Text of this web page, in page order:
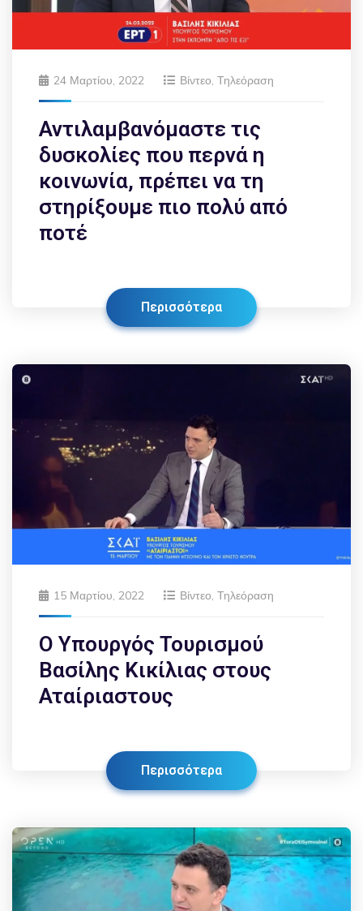
24 Μαρτίου, 2022 Βίντεο, Τηλεόραση
Αντιλαμβανόμαστε τις
δυσκολίες που περνά η
κοινωνία, πρέπει να τη
στηρίξουμε πιο πολύ από
ποτέ
Περισσότερα
15 Μαρτίου, 2022 Βίντεο, Τηλεόραση
Ο Υπουργός Τουρισμού
Βασίλης Κικίλιας στους
Αταίριαστους
Περισσότερα